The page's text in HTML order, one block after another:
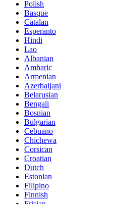
Polish
Basque
Catalan
Esperanto
Hindi
Lao
Albanian
Amharic
Armenian
Azerbaijani
Belarusian
Bengali
Bosnian
Bulgarian
Cebuano
Chichewa
Corsican
Croatian
Dutch
Estonian
Filipino
Finnish